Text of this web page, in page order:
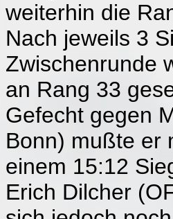
weiterhin die
Nach jeweils 3
Zwischenrunde
an Rang 33
Gefecht gegen
Bonn) mußte er
einem 15:12
Erich Dilcher